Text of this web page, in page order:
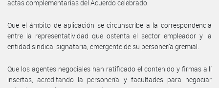
actas complementarias del Acuerdo celebrado.
Que el ámbito de aplicación se circunscribe a la correspondencia
entre la representatividad que ostenta el sector empleador y la
entidad sindical signataria, emergente de su personería gremial.
Que los agentes negociales han ratificado el contenido y firmas allí
insertas, acreditando la personería y facultades para negociar